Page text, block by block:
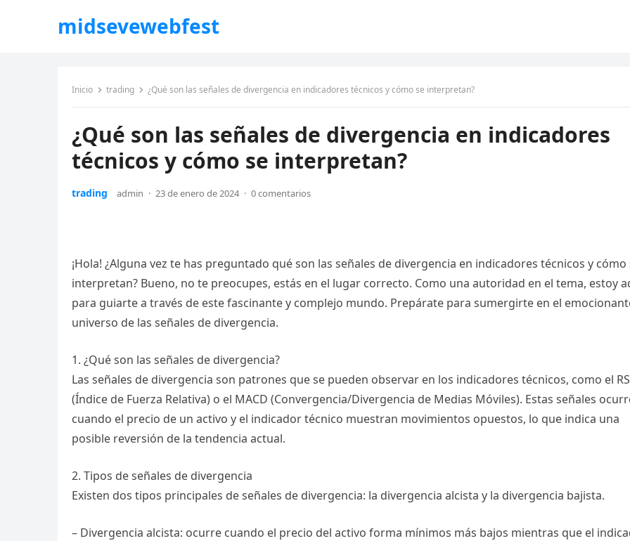
midsevewebfest
Inicio trading ¿Qué son las señales de divergencia en indicadores técnicos y cómo se interpretan?
¿Qué son las señales de divergencia en indicadores
técnicos y cómo se interpretan?
trading admin · 23 de enero de 2024 · 0 comentarios
¡Hola! ¿Alguna vez te has preguntado qué son las señales de divergencia en indicadores técnicos y cómo
interpretan? Bueno, no te preocupes, estás en el lugar correcto. Como una autoridad en el tema, estoy
para guiarte a través de este fascinante y complejo mundo. Prepárate para sumergirte en el
universo de las señales de divergencia.
1. ¿Qué son las señales de divergencia?
Las señales de divergencia son patrones que se pueden observar en los indicadores técnicos, como el
(Índice de Fuerza Relativa) o el MACD (Convergencia/Divergencia de Medias Móviles). Estas señales
cuando el precio de un activo y el indicador técnico muestran movimientos opuestos, lo que indica una
posible reversión de la tendencia actual.
2. Tipos de señales de divergencia
Existen dos tipos principales de señales de divergencia: la divergencia alcista y la divergencia bajista.
– Divergencia alcista: ocurre cuando el precio del activo forma mínimos más bajos mientras que el